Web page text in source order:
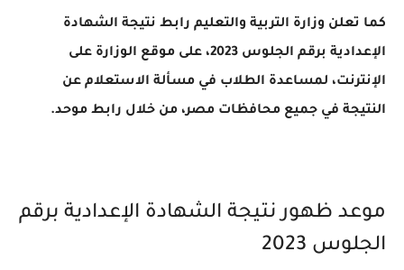
كما تعلن وزارة التربية والتعليم رابط نتيجة الشهادة
الإعدادية برقم الجلوس 2023، على موقع الوزارة على
الإنترنت، لمساعدة الطلاب في مسألة الاستعلام عن
النتيجة في جميع محافظات مصر، من خلال رابط موحد.
موعد ظهور نتيجة الشهادة الإعدادية برقم
الجلوس 2023